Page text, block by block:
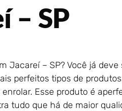
– SP
Jacareí – SP? Você já deve
perfeitos tipos de
Esse produto é
tudo que há de maior